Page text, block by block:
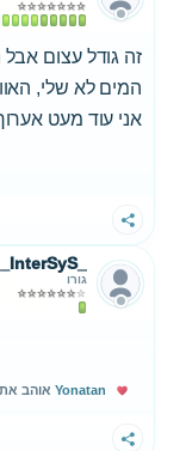
זה גודל עצום
המים לא שלי,
אני עוד מעט
שתף
_InterSyS_
גורו
Yonatan אוהב
שתף